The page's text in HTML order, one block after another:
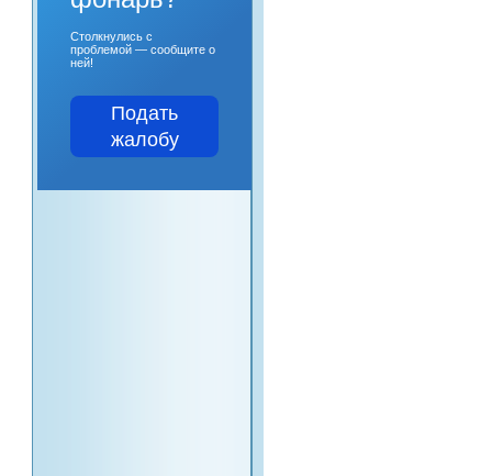
Столкнулись с
проблемой — сообщите о
ней!
Подать
жалобу